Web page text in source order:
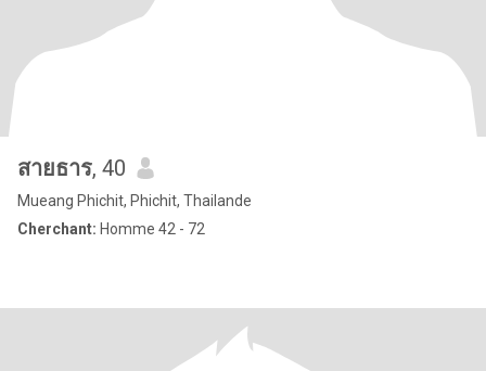
สายธาร, 40
Mueang Phichit, Phichit, Thailande
Cherchant: Homme 42 - 72